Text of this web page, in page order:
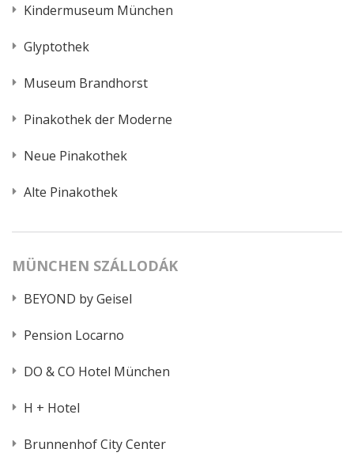
Kindermuseum München
Glyptothek
Museum Brandhorst
Pinakothek der Moderne
Neue Pinakothek
Alte Pinakothek
MÜNCHEN SZÁLLODÁK
BEYOND by Geisel
Pension Locarno
DO & CO Hotel München
H + Hotel
Brunnenhof City Center